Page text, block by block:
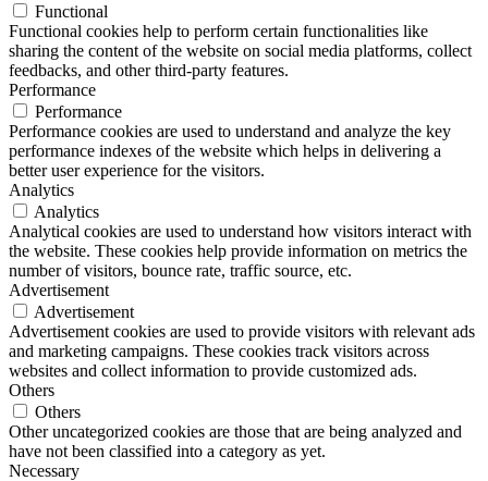
Functional
Functional cookies help to perform certain functionalities like
sharing the content of the website on social media platforms, collect
feedbacks, and other third-party features.
Performance
Performance
Performance cookies are used to understand and analyze the key
performance indexes of the website which helps in delivering a
better user experience for the visitors.
Analytics
Analytics
Analytical cookies are used to understand how visitors interact with
the website. These cookies help provide information on metrics the
number of visitors, bounce rate, traffic source, etc.
Advertisement
Advertisement
Advertisement cookies are used to provide visitors with relevant ads
and marketing campaigns. These cookies track visitors across
websites and collect information to provide customized ads.
Others
Others
Other uncategorized cookies are those that are being analyzed and
have not been classified into a category as yet.
Necessary